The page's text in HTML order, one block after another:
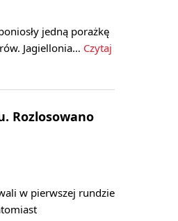
jedną porażkę
Jagiellonia… Czytaj
Rozlosowano
w pierwszej rundzie